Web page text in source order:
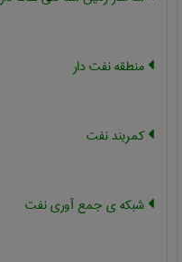
منطقه نفت دار
کمربند نفت
شبکه ی جمع آوری نفت